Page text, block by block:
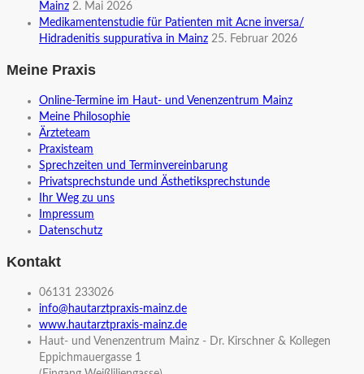
Mainz 2. Mai 2026
Medikamentenstudie für Patienten mit Acne inversa/
Hidradenitis suppurativa in Mainz 25. Februar 2026
Meine Praxis
Online-Termine im Haut- und Venenzentrum Mainz
Meine Philosophie
Ärzteteam
Praxisteam
Sprechzeiten und Terminvereinbarung
Privatsprechstunde und Ästhetiksprechstunde
Ihr Weg zu uns
Impressum
Datenschutz
Kontakt
06131 233026
info@hautarztpraxis-mainz.de
www.hautarztpraxis-mainz.de
Haut- und Venenzentrum Mainz - Dr. Kirschner & Kollegen
Eppichmauergasse 1